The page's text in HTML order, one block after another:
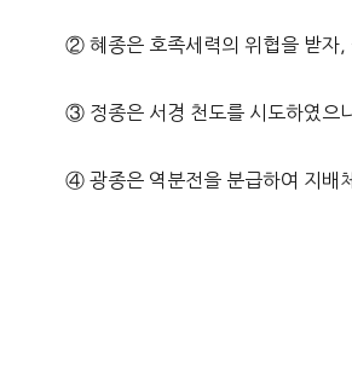
② 혜종은 호족세력의 위협을 받자,
③ 정종은 서경 천도를 시도하였으
④ 광종은 역분전을 분급하여 지배